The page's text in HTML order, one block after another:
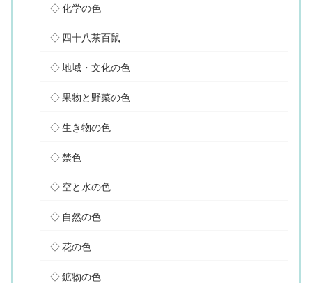
化学の色
四十八茶百鼠
地域・文化の色
果物と野菜の色
生き物の色
禁色
空と水の色
自然の色
花の色
鉱物の色